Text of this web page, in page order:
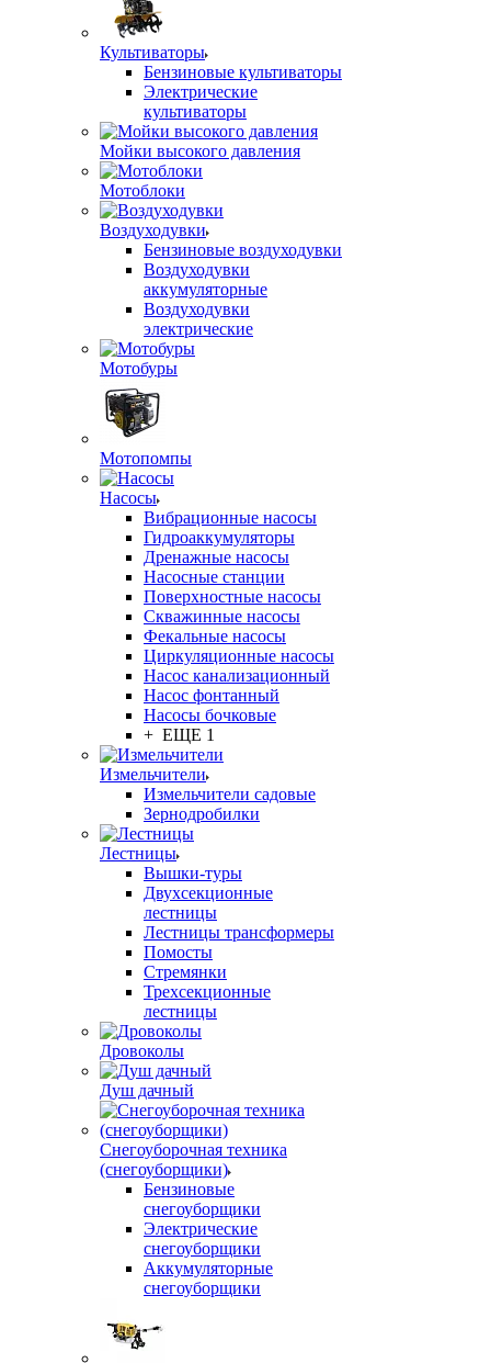
Культиваторы
Бензиновые культиваторы
Электрические
культиваторы
Мойки высокого давления
Мотоблоки
Воздуходувки
Бензиновые воздуходувки
Воздуходувки
аккумуляторные
Воздуходувки
электрические
Мотобуры
Мотопомпы
Насосы
Вибрационные насосы
Гидроаккумуляторы
Дренажные насосы
Насосные станции
Поверхностные насосы
Скважинные насосы
Фекальные насосы
Циркуляционные насосы
Насос канализационный
Насос фонтанный
Насосы бочковые
+ ЕЩЕ 1
Измельчители
Измельчители садовые
Зернодробилки
Лестницы
Вышки-туры
Двухсекционные
лестницы
Лестницы трансформеры
Помосты
Стремянки
Трехсекционные
лестницы
Дровоколы
Душ дачный
Снегоуборочная техника
(снегоуборщики)
Бензиновые
снегоуборщики
Электрические
снегоуборщики
Аккумуляторные
снегоуборщики